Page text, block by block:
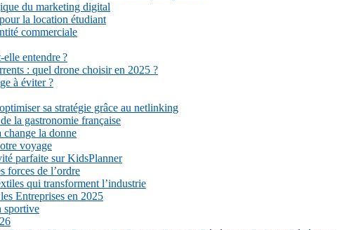
du marketing digital
la location étudiant
commerciale
entendre ?
: quel drone choisir en 2025 ?
à éviter ?
sa stratégie grâce au netlinking
la gastronomie française
la donne
voyage
parfaite sur KidsPlanner
forces de l’ordre
qui transforment l’industrie
Entreprises en 2025
sportive